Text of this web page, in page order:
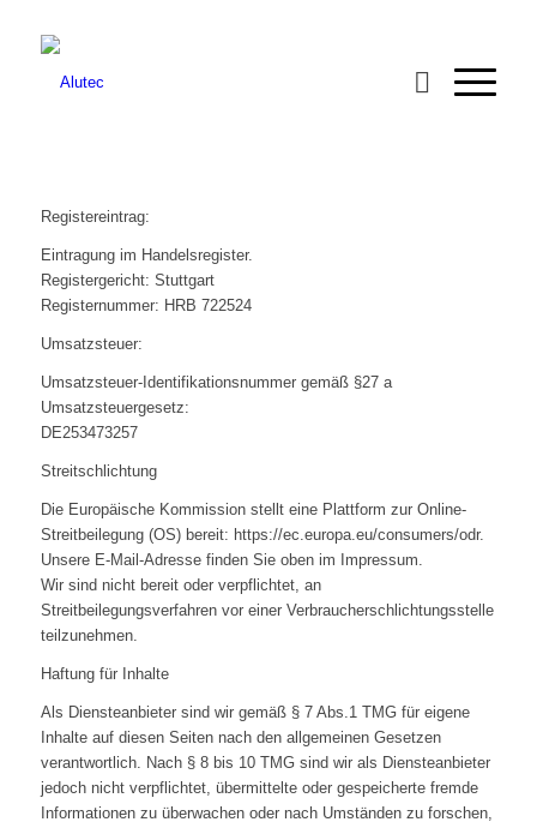
Registereintrag:
Eintragung im Handelsregister.
Registergericht: Stuttgart
Registernummer: HRB 722524
Umsatzsteuer:
Umsatzsteuer-Identifikationsnummer gemäß §27 a
Umsatzsteuergesetz:
DE253473257
Streitschlichtung
Die Europäische Kommission stellt eine Plattform zur Online-
Streitbeilegung (OS) bereit: https://ec.europa.eu/consumers/odr.
Unsere E-Mail-Adresse finden Sie oben im Impressum.
Wir sind nicht bereit oder verpflichtet, an
Streitbeilegungsverfahren vor einer Verbraucherschlichtungsstelle
teilzunehmen.
Haftung für Inhalte
Als Diensteanbieter sind wir gemäß § 7 Abs.1 TMG für eigene
Inhalte auf diesen Seiten nach den allgemeinen Gesetzen
verantwortlich. Nach § 8 bis 10 TMG sind wir als Diensteanbieter
jedoch nicht verpflichtet, übermittelte oder gespeicherte fremde
Informationen zu überwachen oder nach Umständen zu forschen,